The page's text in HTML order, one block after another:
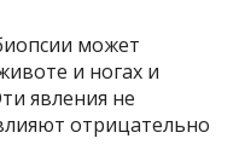
может
и ногах и
явления не
отрицательно